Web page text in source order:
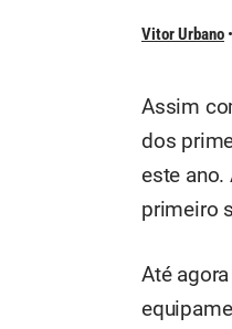
Vitor Urbano
Assim
dos
este ano.
primeiro
Até